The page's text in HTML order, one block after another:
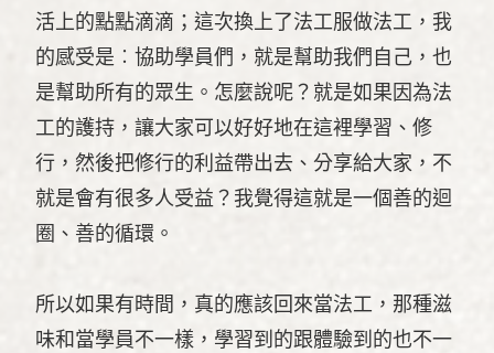
活上的點點滴滴；這次換上了法工服做法工，我
的感受是︰協助學員們，就是幫助我們自己，也
是幫助所有的眾生。怎麼說呢？就是如果因為法
工的護持，讓大家可以好好地在這裡學習、修
行，然後把修行的利益帶出去、分享給大家，不
就是會有很多人受益？我覺得這就是一個善的迴
圈、善的循環。
所以如果有時間，真的應該回來當法工，那種滋
味和當學員不一樣，學習到的跟體驗到的也不一